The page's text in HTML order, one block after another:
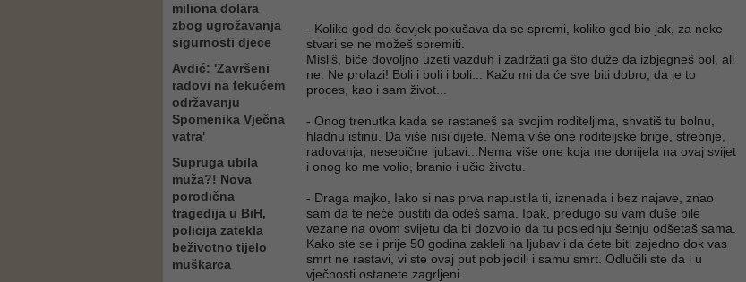
miliona dolara
zbog ugrožavanja
sigurnosti djece
Avdić: 'Završeni
radovi na tekućem
održavanju
Spomenika Vječna
vatra'
Supruga ubila
muža?! Nova
porodična
tragedija u BiH,
policija zatekla
beživotno tijelo
muškarca
- Koliko god da čovjek pokušava da se spremi, koliko god bio jak, za neke
stvari se ne možeš spremiti.
Misliš, biće dovoljno uzeti vazduh i zadržati ga što duže da izbjegneš bol, ali
ne. Ne prolazi! Boli i boli i boli... Kažu mi da će sve biti dobro, da je to
proces, kao i sam život...
- Onog trenutka kada se rastaneš sa svojim roditeljima, shvatiš tu bolnu,
hladnu istinu. Da više nisi dijete. Nema više one roditeljske brige, strepnje,
radovanja, nesebične ljubavi...Nema više one koja me donijela na ovaj svijet
i onog ko me volio, branio i učio životu.
- Draga majko, Iako si nas prva napustila ti, iznenada i bez najave, znao
sam da te neće pustiti da odeš sama. Ipak, predugo su vam duše bile
vezane na ovom svijetu da bi dozvolio da tu poslednju šetnju odšetaš sama.
Kako ste se i prije 50 godina zakleli na ljubav i da ćete biti zajedno dok vas
smrt ne rastavi, vi ste ovaj put pobijedili i samu smrt. Odlučili ste da i u
vječnosti ostanete zagrljeni.